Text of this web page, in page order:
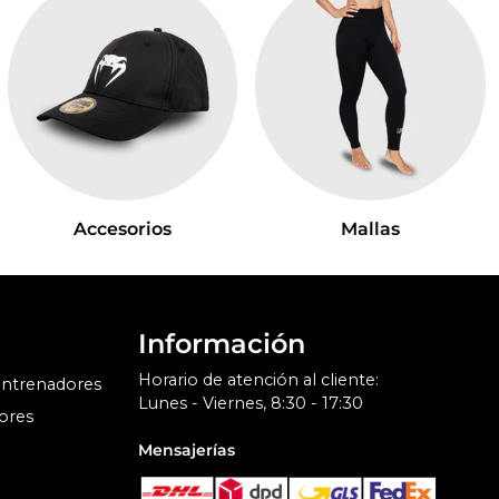
Accesorios Mallas
Información
Horario de atención al cliente:
Lunes - Viernes, 8:30 - 17:30
Mensajerías